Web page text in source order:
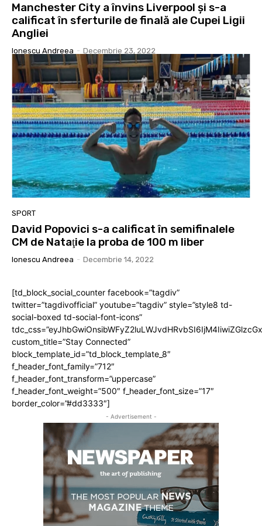
Manchester City a învins Liverpool şi s-a
calificat în sferturile de finală ale Cupei Ligii
Angliei
Ionescu Andreea - Decembrie 23, 2022
SPORT
David Popovici s-a calificat în semifinalele
CM de Nataţie la proba de 100 m liber
Ionescu Andreea - Decembrie 14, 2022
[td_block_social_counter facebook=”tagdiv”
twitter=”tagdivofficial” youtube=”tagdiv” style=”style8 td-
social-boxed td-social-font-icons”
custom_title=”Stay Connected”
block_template_id=”td_block_template_8″
f_header_font_family=”712″
f_header_font_transform=”uppercase”
f_header_font_weight=”500″ f_header_font_size=”17″
border_color=”#dd3333″]
- Advertisement -